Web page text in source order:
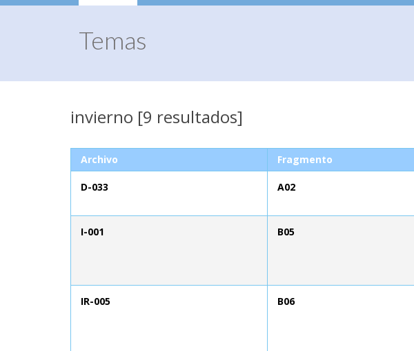
Temas
invierno [9 resultados]
Archivo Fragmento
D-033 A02
I-001 B05
IR-005 B06